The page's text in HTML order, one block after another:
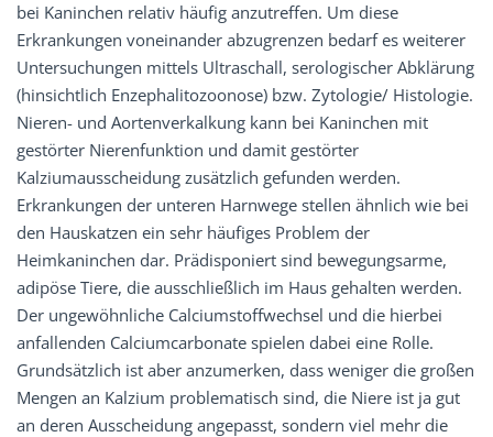
bei Kaninchen relativ häufig anzutreffen. Um diese
Erkrankungen voneinander abzugrenzen bedarf es weiterer
Untersuchungen mittels Ultraschall, serologischer Abklärung
(hinsichtlich Enzephalitozoonose) bzw. Zytologie/ Histologie.
Nieren- und Aortenverkalkung kann bei Kaninchen mit
gestörter Nierenfunktion und damit gestörter
Kalziumausscheidung zusätzlich gefunden werden.
Erkrankungen der unteren Harnwege stellen ähnlich wie bei
den Hauskatzen ein sehr häufiges Problem der
Heimkaninchen dar. Prädisponiert sind bewegungsarme,
adipöse Tiere, die ausschließlich im Haus gehalten werden.
Der ungewöhnliche Calciumstoffwechsel und die hierbei
anfallenden Calciumcarbonate spielen dabei eine Rolle.
Grundsätzlich ist aber anzumerken, dass weniger die großen
Mengen an Kalzium problematisch sind, die Niere ist ja gut
an deren Ausscheidung angepasst, sondern viel mehr die